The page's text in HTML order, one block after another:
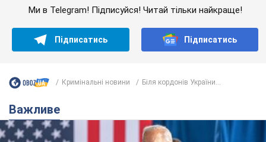
Ми в Telegram! Підписуйся! Читай тільки найкраще!
Підписатись Підписатись
Кримінальні новини Біля кордонів України...
Важливе